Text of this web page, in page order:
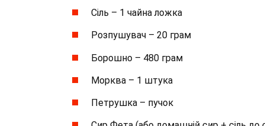
Сіль – 1 чайна ложка
Розпушувач – 20 грам
Борошно – 480 грам
Морква – 1 штука
Петрушка – пучок